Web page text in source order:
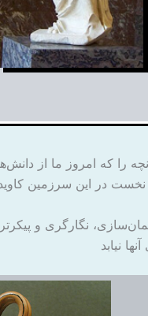
را که امروز ما از
در این سرزمین
نگارگری و
نیابد